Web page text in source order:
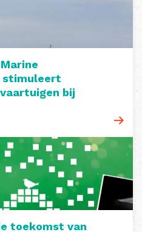
stimuleert
bij
toekomst van